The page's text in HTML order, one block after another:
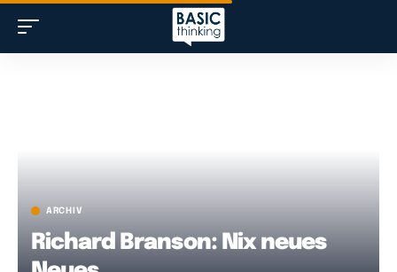
ARCHIV
Richard Branson: Nix neues